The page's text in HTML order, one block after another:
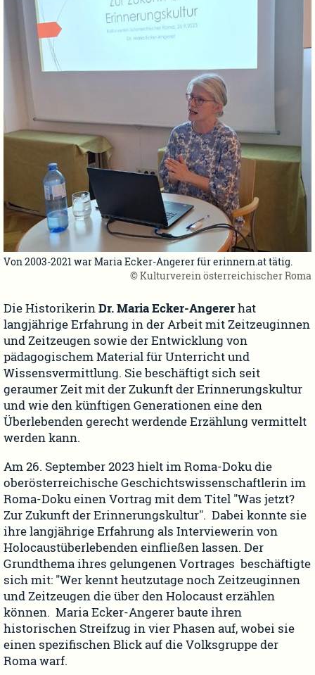
Von 2003-2021 war Maria Ecker-Angerer für erinnern.at tätig.
© Kulturverein österreichischer Roma
Die HistorikerinDr. Maria Ecker-Angererhat
langjährige Erfahrung in der Arbeit mit Zeitzeuginnen
und Zeitzeugen sowie der Entwicklung von
pädagogischem Material für Unterricht und
Wissensvermittlung. Sie beschäftigt sich seit
geraumer Zeit mit der Zukunft der Erinnerungskultur
und wie den künftigen Generationen eine den
Überlebenden gerecht werdende Erzählung vermittelt
werden kann.
Am 26. September 2023 hielt im Roma-Doku die
oberösterreichische Geschichtswissenschaftlerin im
Roma-Doku einen Vortrag mit dem Titel "Was jetzt?
Zur Zukunft der Erinnerungskultur". Dabei konnte sie
ihre langjährige Erfahrung als Interviewerin von
Holocaustüberlebenden einfließen lassen. Der
Grundthema ihres gelungenen Vortrages beschäftigte
sich mit: "Wer kennt heutzutage noch Zeitzeuginnen
und Zeitzeugen die über den Holocaust erzählen
können. Maria Ecker-Angerer baute ihren
historischen Streifzug in vier Phasen auf, wobei sie
einen spezifischen Blick auf die Volksgruppe der
Roma warf.